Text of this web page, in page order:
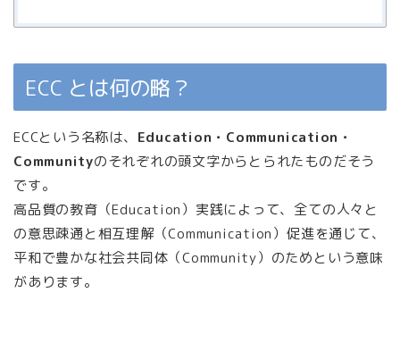
ECC とは何の略？
ECCという名称は、 Education・Communication・
Communityのそれぞれの頭文字からとられたものだそう
です。
高品質の教育（Education）実践によって、全ての人々と
の意思疎通と相互理解（Communication）促進を通じて、
平和で豊かな社会共同体（Community）のためという意味
があります。